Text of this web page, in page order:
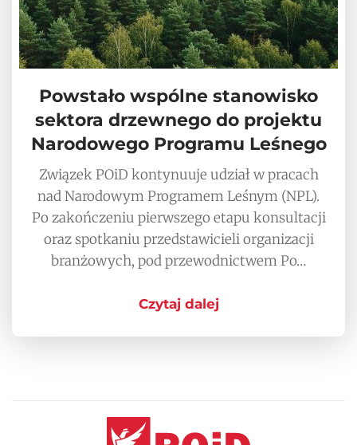
Powstało wspólne stanowisko
sektora drzewnego do projektu
Narodowego Programu Leśnego
Związek POiD kontynuuje udział w pracach
nad Narodowym Programem Leśnym (NPL).
Po zakończeniu pierwszego etapu konsultacji
oraz spotkaniu przedstawicieli organizacji
branżowych, pod przewodnictwem Po…
Czytaj dalej